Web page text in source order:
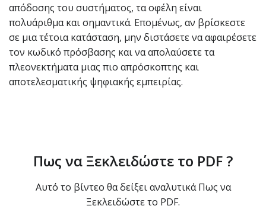
απόδοσης του συστήματος, τα οφέλη είναι
πολυάριθμα και σημαντικά. Επομένως, αν βρίσκεστε
σε μια τέτοια κατάσταση, μην διστάσετε να αφαιρέσετε
τον κωδικό πρόσβασης και να απολαύσετε τα
πλεονεκτήματα μιας πιο απρόσκοπτης και
αποτελεσματικής ψηφιακής εμπειρίας.
Πως να Ξεκλειδώστε το PDF ?
Αυτό το βίντεο θα δείξει αναλυτικά Πως να
Ξεκλειδώστε το PDF.